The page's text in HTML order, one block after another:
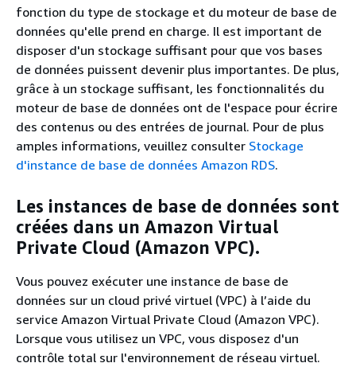
fonction du type de stockage et du moteur de base de
données qu'elle prend en charge. Il est important de
disposer d'un stockage suffisant pour que vos bases
de données puissent devenir plus importantes. De plus,
grâce à un stockage suffisant, les fonctionnalités du
moteur de base de données ont de l'espace pour écrire
des contenus ou des entrées de journal. Pour de plus
amples informations, veuillez consulter Stockage
d'instance de base de données Amazon RDS.
Les instances de base de données sont
créées dans un Amazon Virtual
Private Cloud (Amazon VPC).
Vous pouvez exécuter une instance de base de
données sur un cloud privé virtuel (VPC) à l’aide du
service Amazon Virtual Private Cloud (Amazon VPC).
Lorsque vous utilisez un VPC, vous disposez d'un
contrôle total sur l'environnement de réseau virtuel.